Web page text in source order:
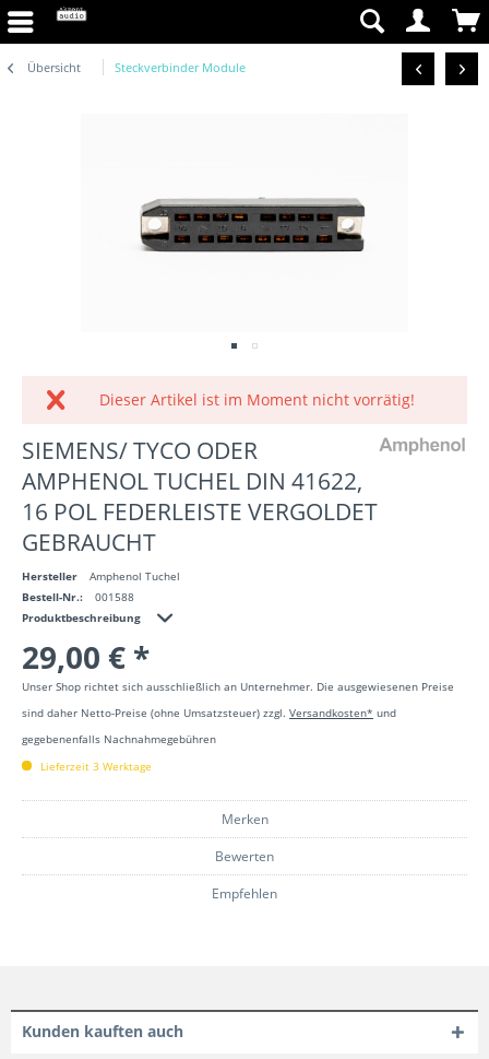
Übersicht Steckverbinder Module
Dieser Artikel ist im Moment nicht vorrätig!
SIEMENS/ TYCO ODER
AMPHENOL TUCHEL DIN 41622,
16 POL FEDERLEISTE VERGOLDET
GEBRAUCHT
Hersteller
Amphenol Tuchel
Bestell-Nr.:
001588
Produktbeschreibung
29,00 € *
Unser Shop richtet sich ausschließlich an Unternehmer. Die ausgewiesenen Preise
sind daher Netto-Preise (ohne Umsatzsteuer) zzgl. Versandkosten* und
gegebenenfalls Nachnahmegebühren
Lieferzeit 3 Werktage
Merken
Bewerten
Empfehlen
Kunden kauften auch